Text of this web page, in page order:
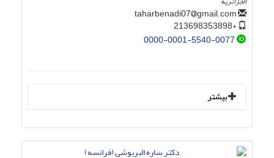
gmail.com
+213698353898
0000-0001-5540-0077
بیشتر